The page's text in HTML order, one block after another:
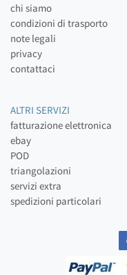
chi siamo
condizioni di trasporto
note legali
privacy
contattaci
ALTRI SERVIZI
fatturazione elettronica
ebay
POD
triangolazioni
servizi extra
spedizioni particolari